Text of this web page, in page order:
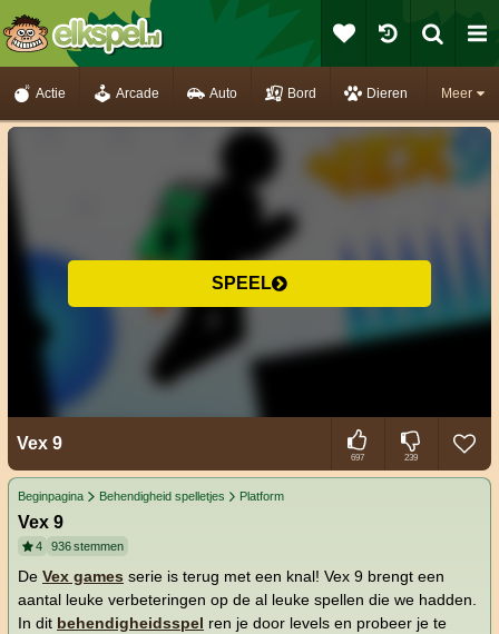
Meer
Actie Arcade Auto Bord Dieren
SPEEL
Vex 9
697 239
Beginpagina Behendigheid spelletjes Platform
Vex 9
4 936stemmen
De Vex games serie is terug met een knal! Vex 9 brengt een
aantal leuke verbeteringen op de al leuke spellen die we hadden.
In dit behendigheidsspel ren je door levels en probeer je te